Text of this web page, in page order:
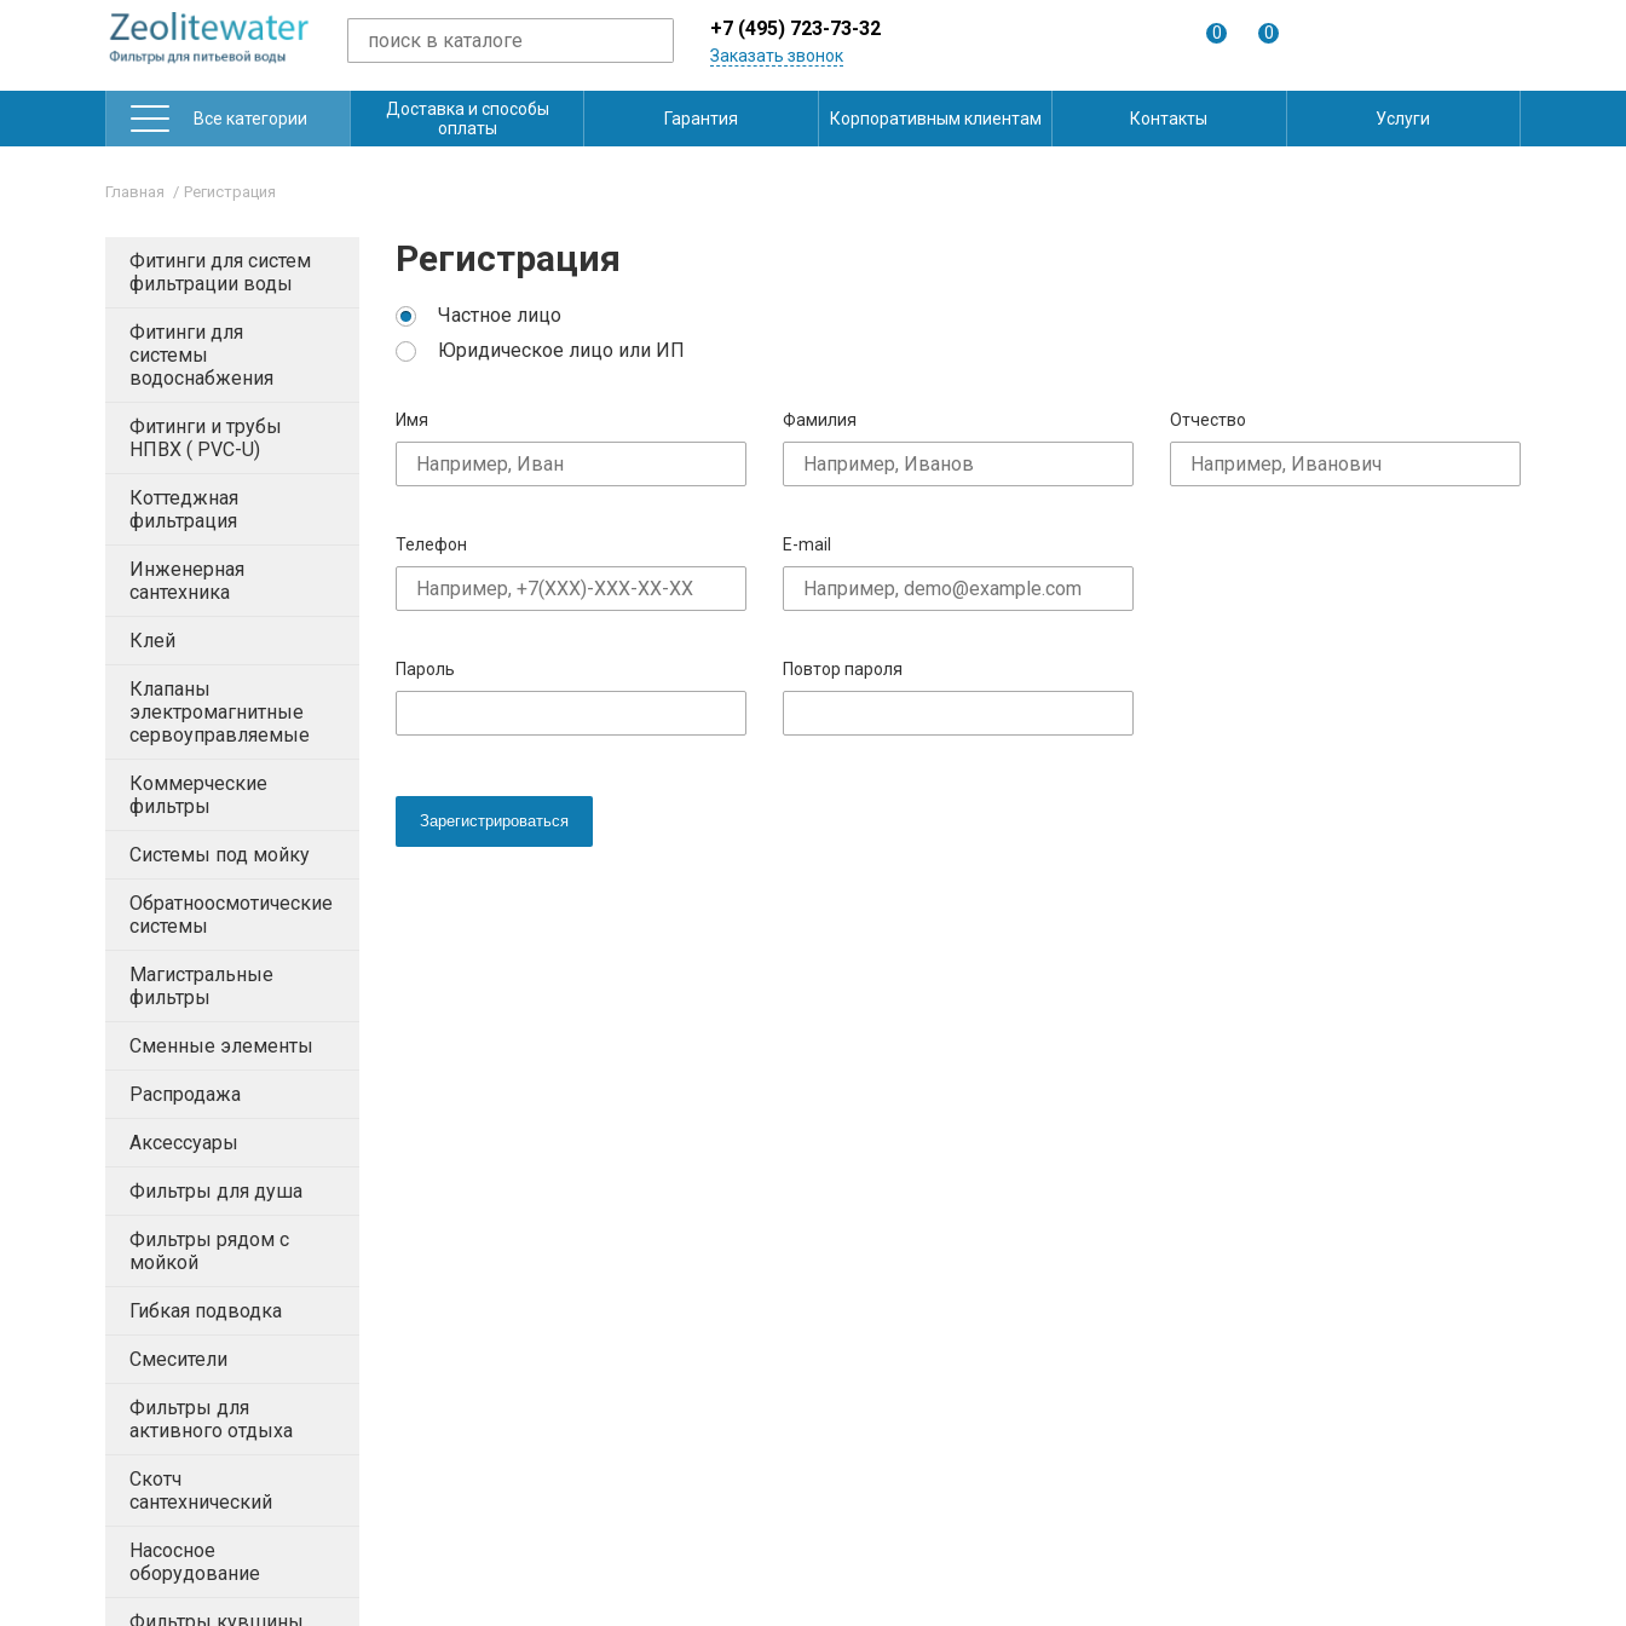
+7 (495) 723-73-32
Заказать звонок
0 0
Все категории
Доставка и способы
оплаты
Гарантия Корпоративным клиентам Контакты Услуги
Главная Регистрация
Фитинги для систем
фильтрации воды
Фитинги для
системы
водоснабжения
Фитинги и трубы
НПВХ ( PVC-U)
Коттеджная
фильтрация
Инженерная
сантехника
Клей
Клапаны
электромагнитные
сервоуправляемые
Коммерческие
фильтры
Системы под мойку
Обратноосмотические
системы
Магистральные
фильтры
Сменные элементы
Распродажа
Аксессуары
Фильтры для душа
Фильтры рядом с
мойкой
Гибкая подводка
Смесители
Фильтры для
активного отдыха
Скотч
сантехнический
Насосное
оборудование
Регистрация
Частное лицо
Юридическое лицо или ИП
Имя Фамилия Отчество
Телефон E-mail
Пароль Повтор пароля
Зарегистрироваться